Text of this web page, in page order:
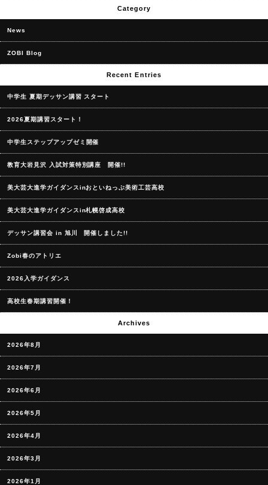
Category
News
ZOBI Blog
Recent Entries
中学生 夏期デッサン講習 スタート
2026夏期講習スタート！
中学生ステップアップゼミ開催
教育大岩見沢 入試対策特別講座 開催!!
美大芸大進学ガイダンスinおといねっぷ美術工芸高校
美大芸大進学ガイダンスin札幌啓成高校
デッサン講習会 in 旭川 開催しました!!
Zobi春のアトリエ
2026入学ガイダンス
高校生春期講習開催！
Archives
2026年8月
2026年7月
2026年6月
2026年5月
2026年4月
2026年3月
2026年1月